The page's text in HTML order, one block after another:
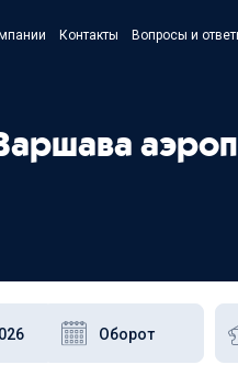
Контакты Вопросы и
- Polski